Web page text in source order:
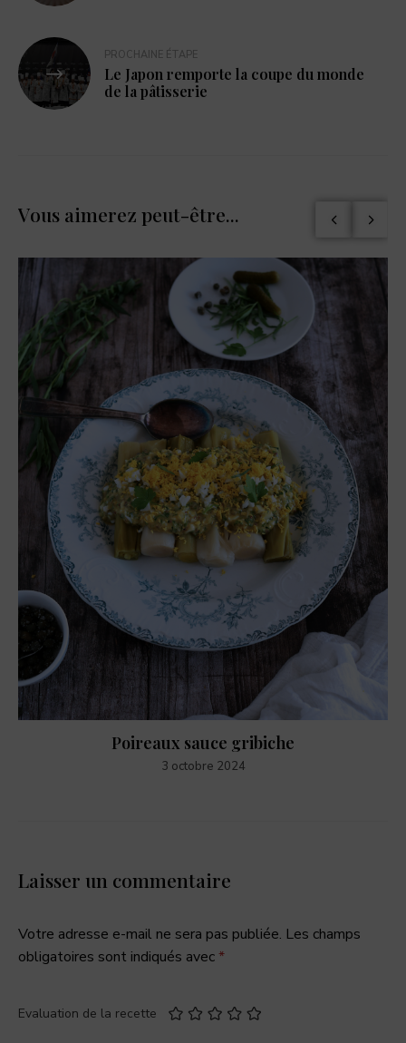
PROCHAINE ÉTAPE
Le Japon remporte la coupe du monde
de la pâtisserie
Vous aimerez peut-être...
Poireaux sauce gribiche
3 octobre 2024
Laisser un commentaire
Votre adresse e-mail ne sera pas publiée. Les champs
obligatoires sont indiqués avec*
Evaluation de la recette